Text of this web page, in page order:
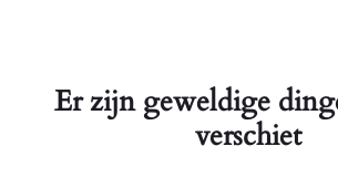
Er zijn geweldige
verschiet